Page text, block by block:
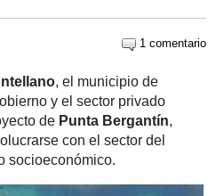
1 comentario
, el municipio de
y el sector privado
de Punta Bergantín,
con el sector del
socioeconómico.